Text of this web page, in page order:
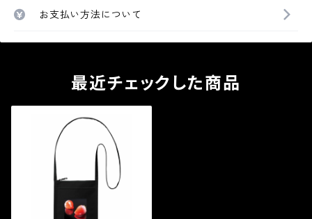
お支払い方法について
最近チェックした商品